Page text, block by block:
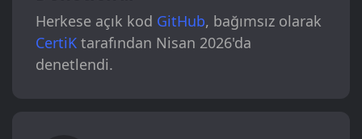
Herkese açık kod GitHub, bağımsız olarak
CertiKtarafından Nisan 2026'da
denetlendi.